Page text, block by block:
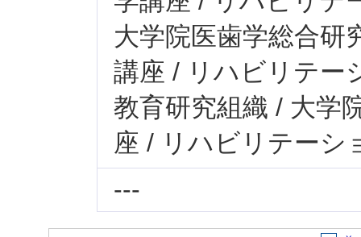
大学院医歯学総合研
講座 / リハビリテー
教育研究組織 / 大学
座 / リハビリテーシ
---